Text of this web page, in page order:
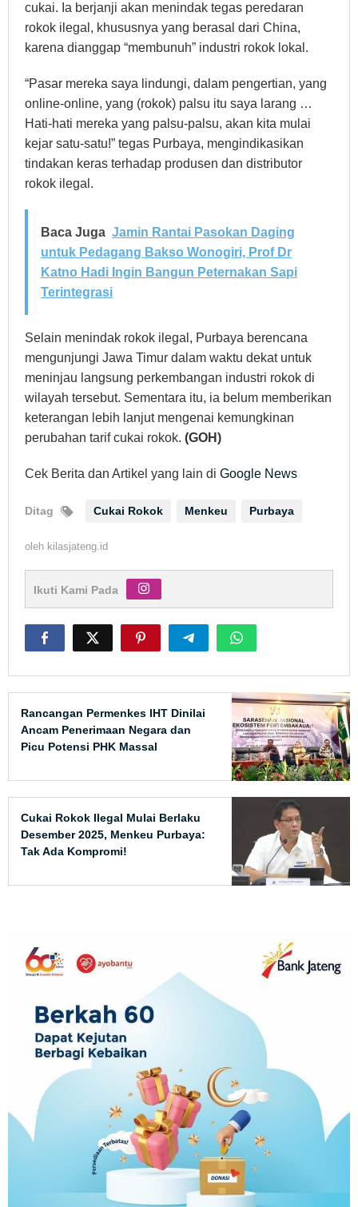
cukai. Ia berjanji akan menindak tegas peredaran
rokok ilegal, khususnya yang berasal dari China,
karena dianggap “membunuh” industri rokok lokal.
“Pasar mereka saya lindungi, dalam pengertian, yang
online-online, yang (rokok) palsu itu saya larang …
Hati-hati mereka yang palsu-palsu, akan kita mulai
kejar satu-satu!” tegas Purbaya, mengindikasikan
tindakan keras terhadap produsen dan distributor
rokok ilegal.
Baca Juga Jamin Rantai Pasokan Daging
untuk Pedagang Bakso Wonogiri, Prof Dr
Katno Hadi Ingin Bangun Peternakan Sapi
Terintegrasi
Selain menindak rokok ilegal, Purbaya berencana
mengunjungi Jawa Timur dalam waktu dekat untuk
meninjau langsung perkembangan industri rokok di
wilayah tersebut. Sementara itu, ia belum memberikan
keterangan lebih lanjut mengenai kemungkinan
perubahan tarif cukai rokok. (GOH)
Cek Berita dan Artikel yang lain di Google News
Ditag Cukai Rokok Menkeu Purbaya
oleh kilasjateng.id
Ikuti Kami Pada
Rancangan Permenkes IHT Dinilai
Ancam Penerimaan Negara dan
Picu Potensi PHK Massal
Cukai Rokok Ilegal Mulai Berlaku
Desember 2025, Menkeu Purbaya:
Tak Ada Kompromi!